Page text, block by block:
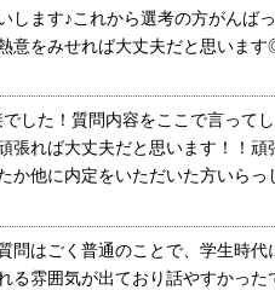
ます♪これから選考の方がんば
意をみせれば大丈夫だと思いま
した！質問内容をここで言ってし
張れば大丈夫だと思います！！頑
か他に内定をいただいた方いらっ
問はごく普通のことで、学生時代
雰囲気が出ており話やすかった